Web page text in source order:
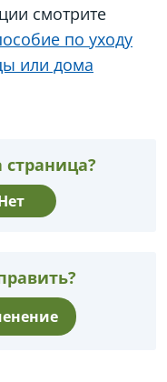
смотрите
по уходу
или дома